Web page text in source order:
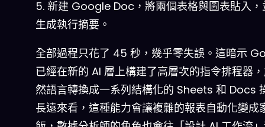
5. 新建 Google Doc，將兩個表格與圖表貼入，
生成執行摘要。
全部過程只花了 45 秒，幾乎零失誤。這暗示
已經在新的 AI 層上構建了高層次的指令排程器
然語言轉換成一系列結構化的 Sheets 和 Docs
長遠來看，這種能力會讓複雜的報表自動化變成